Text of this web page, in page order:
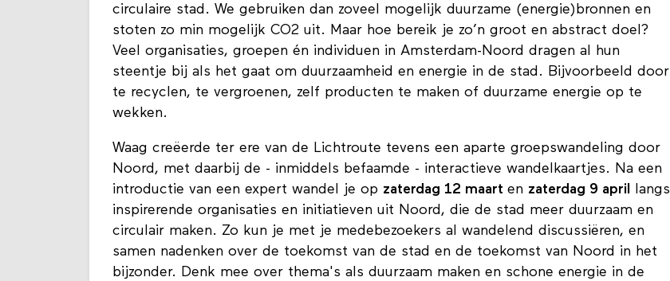
circulaire stad. We gebruiken dan zoveel mogelijk duurzame (energie)bronnen en
stoten zo min mogelijk CO2 uit. Maar hoe bereik je zo’n groot en abstract doel?
Veel organisaties, groepen én individuen in Amsterdam-Noord dragen al hun
steentje bij als het gaat om duurzaamheid en energie in de stad. Bijvoorbeeld door
te recyclen, te vergroenen, zelf producten te maken of duurzame energie op te
wekken.
Waag creëerde ter ere van de Lichtroute tevens een aparte groepswandeling door
Noord, met daarbij de - inmiddels befaamde - interactieve wandelkaartjes. Na een
introductie van een expert wandel je op zaterdag 12 maart en zaterdag 9 april langs
inspirerende organisaties en initiatieven uit Noord, die de stad meer duurzaam en
circulair maken. Zo kun je met je medebezoekers al wandelend discussiëren, en
samen nadenken over de toekomst van de stad en de toekomst van Noord in het
bijzonder. Denk mee over thema's als duurzaam maken en schone energie in de